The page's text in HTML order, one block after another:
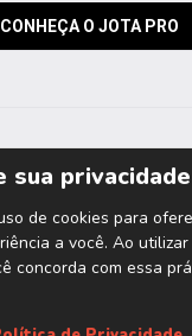
CONHEÇA O JOTA PRO